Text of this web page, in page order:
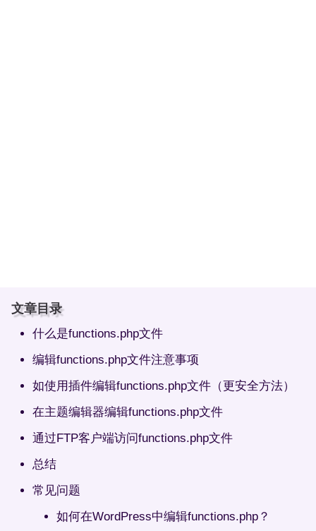
文章目录
什么是functions.php文件
编辑functions.php文件注意事项
如使用插件编辑functions.php文件（更安全方法）
在主题编辑器编辑functions.php文件
通过FTP客户端访问functions.php文件
总结
常见问题
如何在WordPress中编辑functions.php？